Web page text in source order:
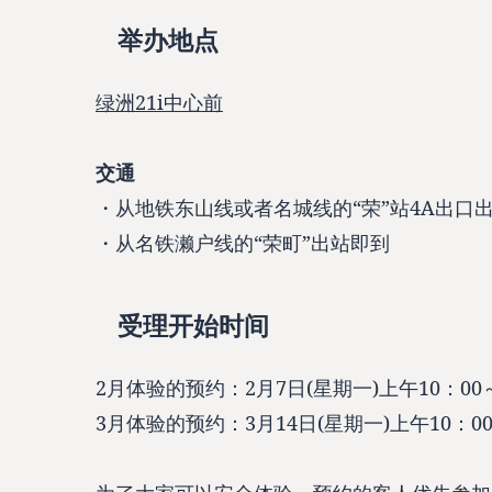
举办地点
绿洲21i中心前
交通
・从地铁东山线或者名城线的“荣”站4A出口
・从名铁濑户线的“荣町”出站即到
受理开始时间
2月体验的预约：2月7日(星期一)上午10：00
3月体验的预约：3月14日(星期一)上午10：